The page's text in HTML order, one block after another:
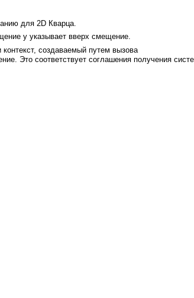
для 2D Кварца.
y указывает вверх смещение.
создаваемый путем вызова
Это соответствует соглашения получения